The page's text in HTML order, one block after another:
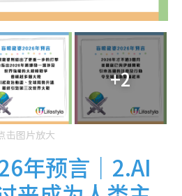
+2
击图片放大
年预言｜2.AI